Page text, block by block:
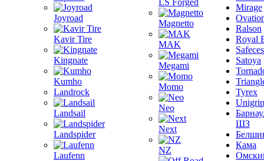
Joyroad
Kavir Tire
Kingnate
Kumho
Landrock
Landsail
Landspider
Laufenn
LS Forged
Magnetto
MAK
Megami
Momo
Neo
Next
NZ
Mirage
Ralson
Royal
Satoya
Tyrex
Unigrip
ШЗ
Кама